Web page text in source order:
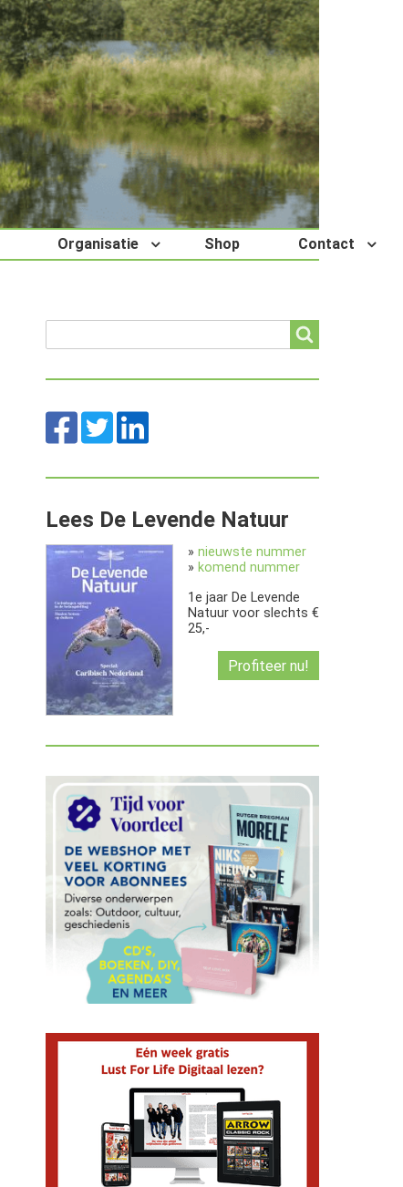
Organisatie Shop Contact
Lees De Levende Natuur
» nieuwste nummer
» komend nummer
1e jaar De Levende
Natuur voor slechts €
25,-
Profiteer nu!